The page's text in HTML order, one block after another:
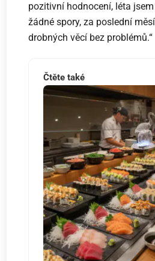
pozitivní hodnocení, léta
žádné spory, za poslední
drobných věcí bez problémů.“
Čtěte také